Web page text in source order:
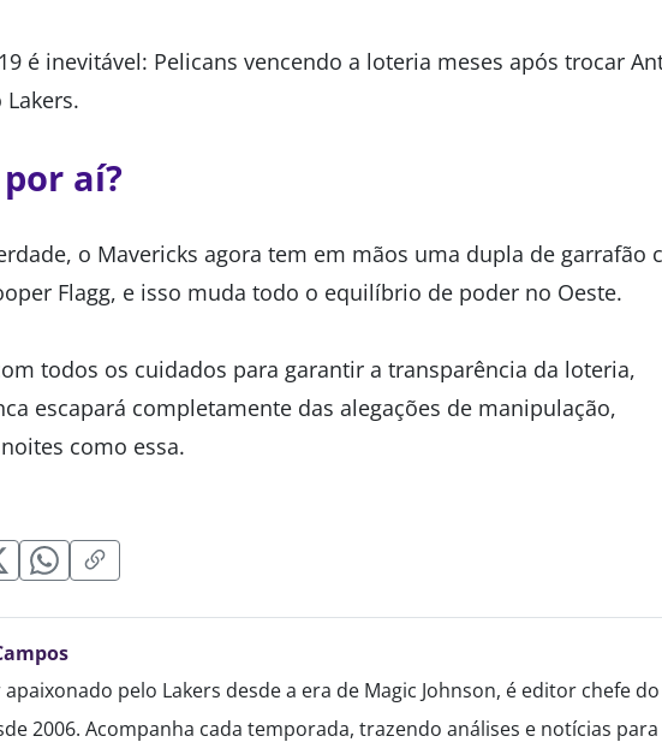
é inevitável: Pelicans vencendo a loteria meses após trocar
aí?
o Mavericks agora tem em mãos uma dupla de garrafão
Flagg, e isso muda todo o equilíbrio de poder no Oeste.
todos os cuidados para garantir a transparência da loteria,
escapará completamente das alegações de manipulação,
como essa.
pelo Lakers desde a era de Magic Johnson, é editor chefe
2006. Acompanha cada temporada, trazendo análises e notícias para